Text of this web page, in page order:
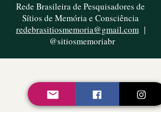
Rede Brasileira de Pesquisadores de
Sítios de Memória e Consciência
redebrasitiosmemoria@gmail.com|
@sitiosmemoriabr